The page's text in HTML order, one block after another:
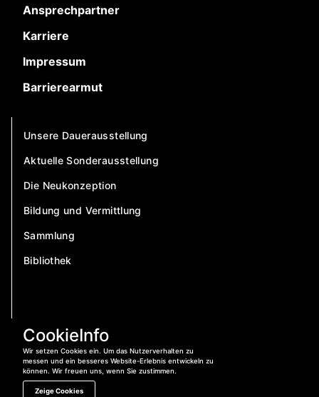
CookieInfo
Wir setzen Cookies ein. Um das Nutzerverhalten zu
messen und ein besseres Website-Erlebnis entwickeln zu
können. Wir freuen uns, wenn Sie zustimmen.
Zeige Cookies
Ansprechpartner
Karriere
Impressum
Barrierearmut
Unsere Dauerausstellung
Aktuelle Sonderausstellung
Die Neukonzeption
Bildung und Vermittlung
Sammlung
Bibliothek